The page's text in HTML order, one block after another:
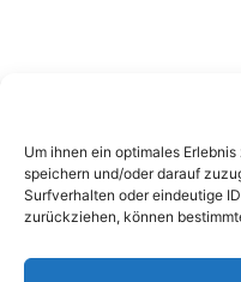
Um ihnen ein optimales
speichern und/oder darauf
Surfverhalten oder eindeutige
zurückziehen, können